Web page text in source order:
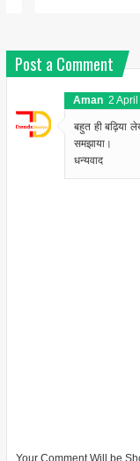
Post a Comment
Aman 2
बहुत ही
समझाया।
धन्यवाद